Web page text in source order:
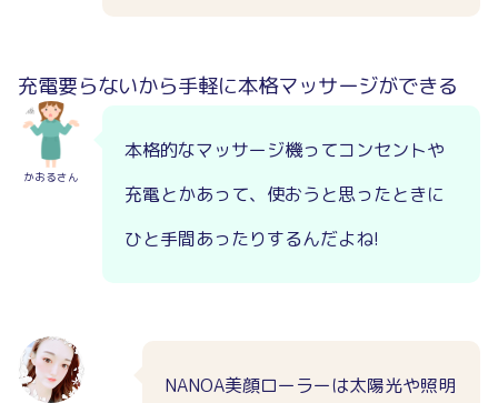
充電要らないから手軽に本格マッサージができる
かおるさん
本格的なマッサージ機ってコンセントや
充電とかあって、使おうと思ったときに
ひと手間あったりするんだよね!
NANOA美顔ローラーは太陽光や照明